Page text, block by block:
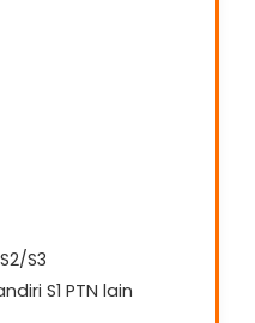
S3
S1 PTN lain